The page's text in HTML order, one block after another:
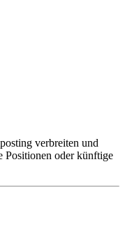
verbreiten und
Positionen oder künftige